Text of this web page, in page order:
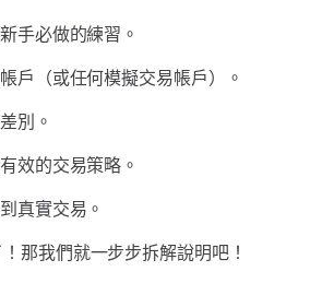
手必做的練習。
戶（或任何模擬交易帳戶）。
別。
效的交易策略。
真實交易。
那我們就一步步拆解說明吧！